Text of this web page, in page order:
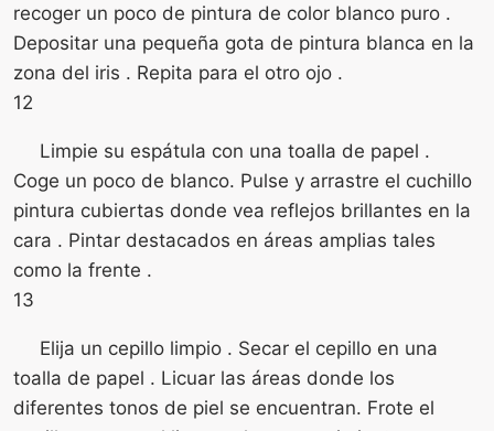
recoger un poco de pintura de color blanco puro .
Depositar una pequeña gota de pintura blanca en la
zona del iris . Repita para el otro ojo .
12
Limpie su espátula con una toalla de papel .
Coge un poco de blanco. Pulse y arrastre el cuchillo
pintura cubiertas donde vea reflejos brillantes en la
cara . Pintar destacados en áreas amplias tales
como la frente .
13
Elija un cepillo limpio . Secar el cepillo en una
toalla de papel . Licuar las áreas donde los
diferentes tonos de piel se encuentran. Frote el